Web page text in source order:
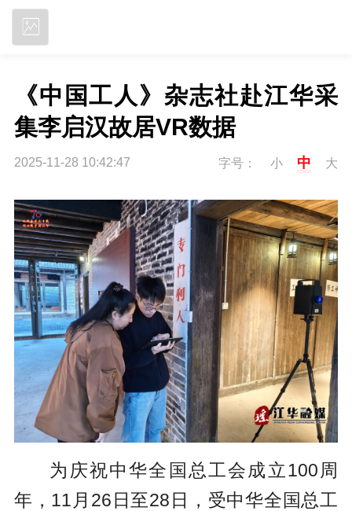
《中国工人》杂志社赴江华采
集李启汉故居VR数据
2025-11-28 10:42:47 字号： 小 中 大
为庆祝中华全国总工会成立100周
年，11月26日至28日，受中华全国总工